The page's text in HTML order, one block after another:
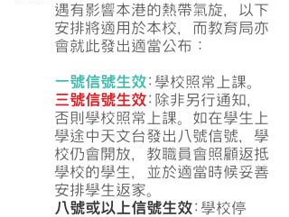
遇有影響本港的熱帶氣旋，以下
安排將適用於本校，而教育局亦
會就此發出適當公布：
一號信號生效:學校照常上課。
三號信號生效:除非另行通知，
否則學校照常上課。如在學生上
學途中天文台發出八號信號，學
校仍會開放，教職員會照顧返抵
學校的學生，並於適當時候妥善
安排學生返家。
八號或以上信號生效:學校停